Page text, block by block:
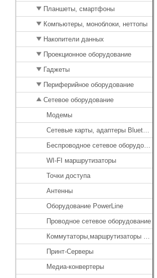
Планшеты, смартфоны
Компьютеры, моноблоки, неттопы
Накопители данных
Проекционное оборудование
Гаджеты
Периферийное оборудование
Сетевое оборудование
Модемы
Сетевые карты, адаптеры Bluetooth
Беспроводное сетевое оборудование
WI-FI маршрутизаторы
Точки доступа
Антенны
Оборудование PowerLine
Проводное сетевое оборудование
Коммутаторы,маршрутизаторы проводные
Принт-Серверы
Медиа-конвертеры